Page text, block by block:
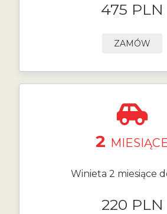
475 PLN
ZAMÓW
2
Winieta 2 miesiące
220 PLN